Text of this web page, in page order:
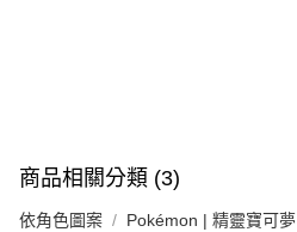
商品相關分類 (3)
依角色圖案 Pokémon | 精靈寶可夢